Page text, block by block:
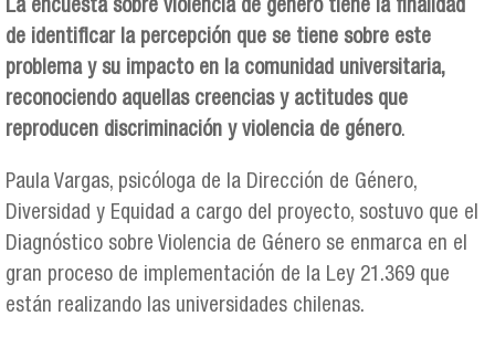
La encuesta sobre violencia de género tiene la finalidad
de identificar la percepción que se tiene sobre este
problema y su impacto en la comunidad universitaria,
reconociendo aquellas creencias y actitudes que
reproducen discriminación y violencia de género.
Paula Vargas, psicóloga de la Dirección de Género,
Diversidad y Equidad a cargo del proyecto, sostuvo que el
Diagnóstico sobre Violencia de Género se enmarca en el
gran proceso de implementación de la Ley 21.369 que
están realizando las universidades chilenas.